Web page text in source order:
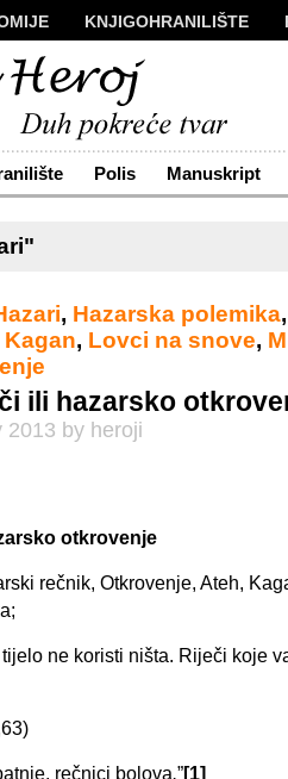
KNJIGOHRANILIŠTE
VIZUALI
REČ KONTAKT
Polis Manuskript
, Hazarska polemika
Kagan, Lovci na snove,
ili hazarsko
2013 by heroji
otkrovenje
rečnik, Otkrovenje, Ateh,
ne koristi ništa. Riječi koje
rečnici bolova.”[1]